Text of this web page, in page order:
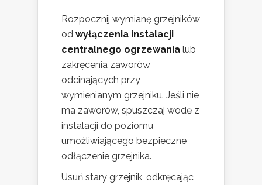
Rozpocznij wymianę grzejników
od wyłączenia instalacji
centralnego ogrzewania lub
zakręcenia zaworów
odcinających przy
wymienianym grzejniku. Jeśli nie
ma zaworów, spuszczaj wodę z
instalacji do poziomu
umożliwiającego bezpieczne
odłączenie grzejnika.
Usuń stary grzejnik, odkręcając